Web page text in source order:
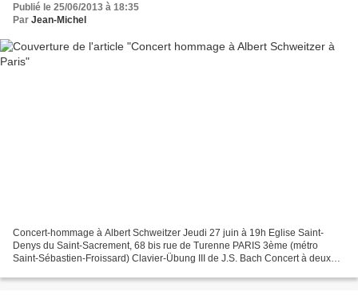
Publié le 25/06/2013 à 18:35
Par Jean-Michel
Concert-hommage à Albert Schweitzer Jeudi 27 juin à 19h Eglise Saint-
Denys du Saint-Sacrement, 68 bis rue de Turenne PARIS 3ème (métro
Saint-Sébastien-Froissard) Clavier-Übung III de J.S. Bach Concert à deux
Coll/Gutschenritter...